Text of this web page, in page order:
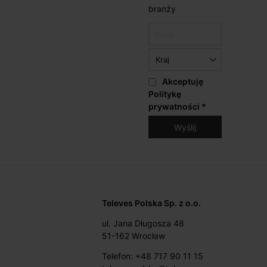
branży
Akceptuję
Politykę
prywatności *
Televes Polska Sp. z o.o.
ul. Jana Długosza 48
51-162 Wrocław
Telefon: +48 717 90 11 15